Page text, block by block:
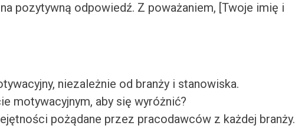
pozytywną odpowiedź. Z poważaniem, [Twoje imię i
niezależnie od branży i stanowiska.
motywacyjnym, aby się wyróżnić?
pożądane przez pracodawców z każdej branży.